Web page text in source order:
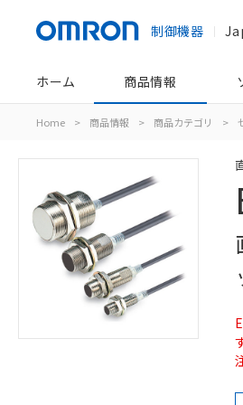
制御機器
ホーム 商品情報
Home > 商品情報 > 商品カテゴリ >